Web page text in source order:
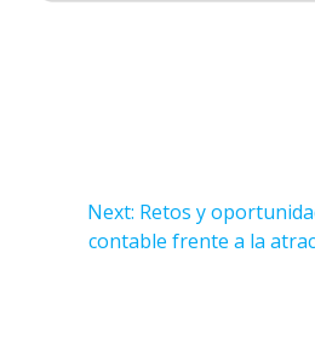
Next: Next
post:
Retos y
contable frente a la